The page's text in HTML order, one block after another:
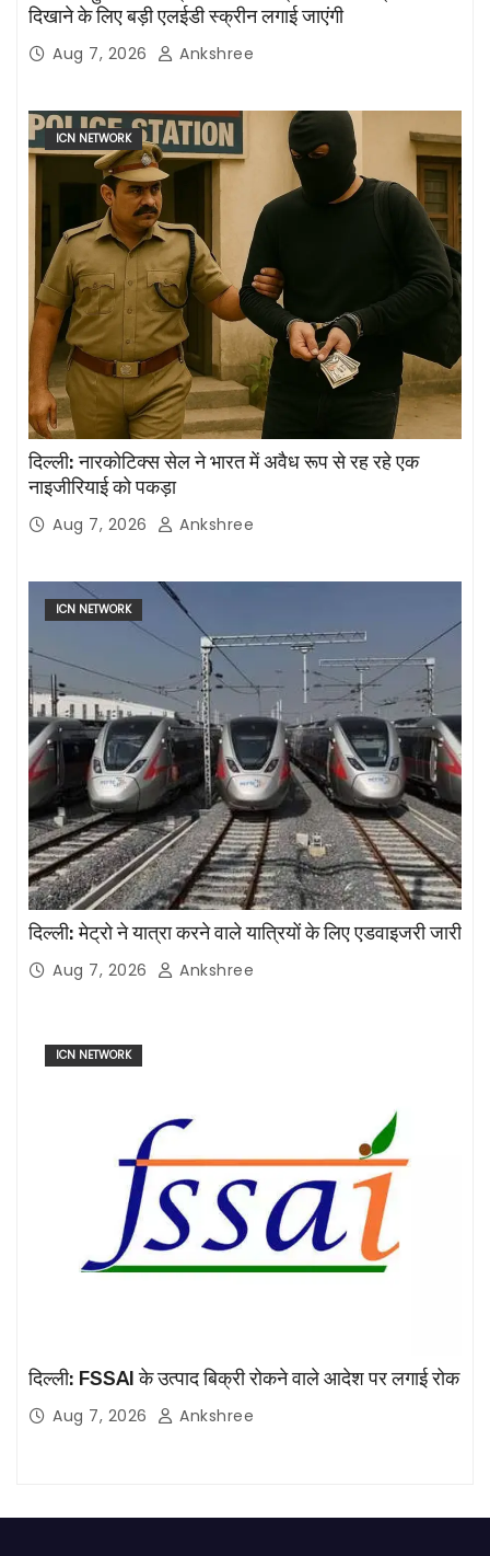
दिखाने के लिए बड़ी एलईडी स्क्रीन लगाई जाएंगी
Aug 7, 2026 Ankshree
ICN NETWORK
दिल्ली: नारकोटिक्स सेल ने भारत में अवैध रूप से रह रहे एक
नाइजीरियाई को पकड़ा
Aug 7, 2026 Ankshree
ICN NETWORK
दिल्ली: मेट्रो ने यात्रा करने वाले यात्रियों के लिए एडवाइजरी जारी
Aug 7, 2026 Ankshree
ICN NETWORK
दिल्ली: FSSAI के उत्पाद बिक्री रोकने वाले आदेश पर लगाई रोक
Aug 7, 2026 Ankshree